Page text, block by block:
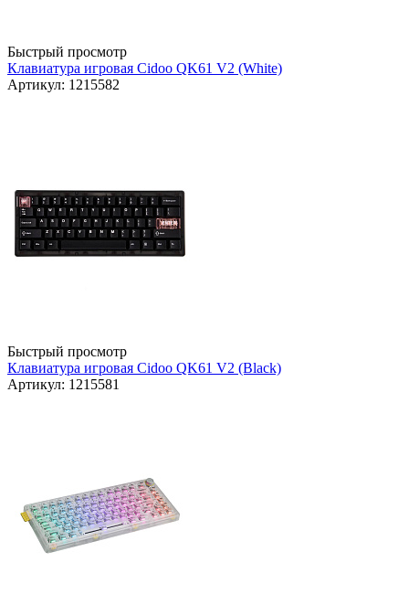
Быстрый просмотр
Клавиатура игровая Cidoo QK61 V2 (White)
Артикул: 1215582
Быстрый просмотр
Клавиатура игровая Cidoo QK61 V2 (Black)
Артикул: 1215581